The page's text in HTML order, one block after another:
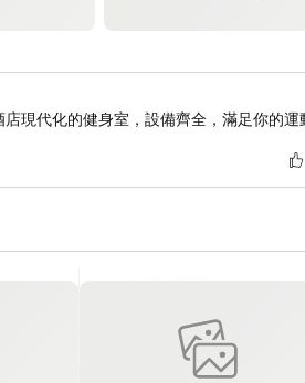
現代化的健身室，設備齊全，滿足你的運